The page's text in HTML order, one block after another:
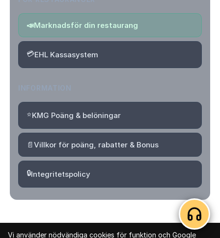
Vi använder nödvändiga cookies för funktion och Google
📣Marknadsför din restaurang
💳EHL Kassasystem
⭐KMG Poäng & belöningar
📄Villkor för poäng, rabatter & Bonus
🔒Integritetspolicy